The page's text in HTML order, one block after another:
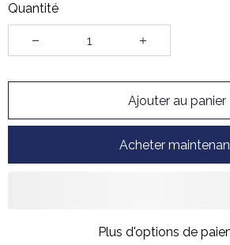
Quantité
Ajouter au panier
Acheter
Plus d'options de